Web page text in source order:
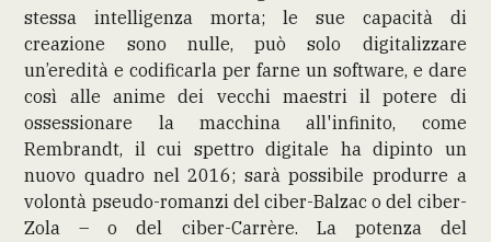
stessa intelligenza morta; le sue capacità di
creazione sono nulle, può solo digitalizzare
un’eredità e codificarla per farne un software, e dare
così alle anime dei vecchi maestri il potere di
ossessionare la macchina all'infinito, come
Rembrandt, il cui spettro digitale ha dipinto un
nuovo quadro nel 2016; sarà possibile produrre a
volontà pseudo-romanzi del ciber-Balzac o del ciber-
Zola – o del ciber-Carrère. La potenza del